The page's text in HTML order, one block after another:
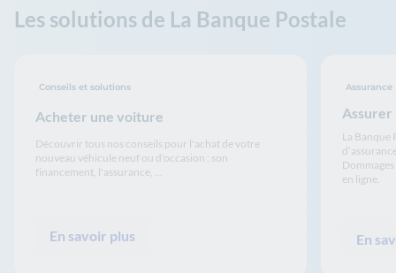
Les solutions de La Banque Postale
Acheter une voiture
Conseils et solutions
Découvrir tous nos conseils pour l'achat de votre
nouveau véhicule neuf ou d'occasion : son
financement, l'assurance, ...
En savoir plus
Assurer
Assurance
La Banque
en ligne.
En